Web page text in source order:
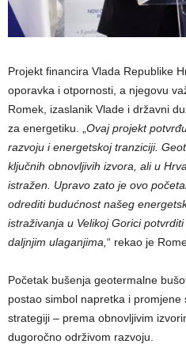
Projekt financira Vlada Republike
oporavka i otpornosti, a njegovu
Romek, izaslanik Vlade i državni
za energetiku. „ Ovaj projekt
razvoju i energetskoj tranziciji.
ključnih obnovljivih izvora, ali u
istražen. Upravo zato je ovo
odrediti budućnost našeg
istraživanja u Velikoj Gorici
daljnjim ulaganjima, “ rekao je
Početak bušenja geotermalne
postao simbol napretka i
strategiji – prema obnovljivim
dugoročno održivom razvoju.